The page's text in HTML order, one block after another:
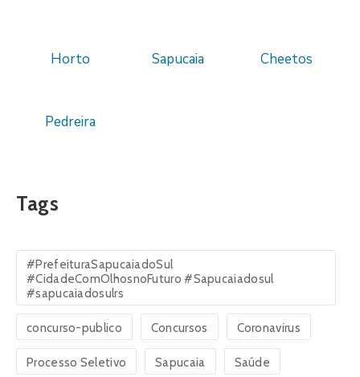
Horto Sapucaia Cheetos
Pedreira
Tags
#PrefeituraSapucaiadoSul
#CidadeComOlhosnoFuturo #Sapucaiadosul
#sapucaiadosulrs
concurso-publico Concursos Coronavirus
Processo Seletivo Sapucaia Saúde